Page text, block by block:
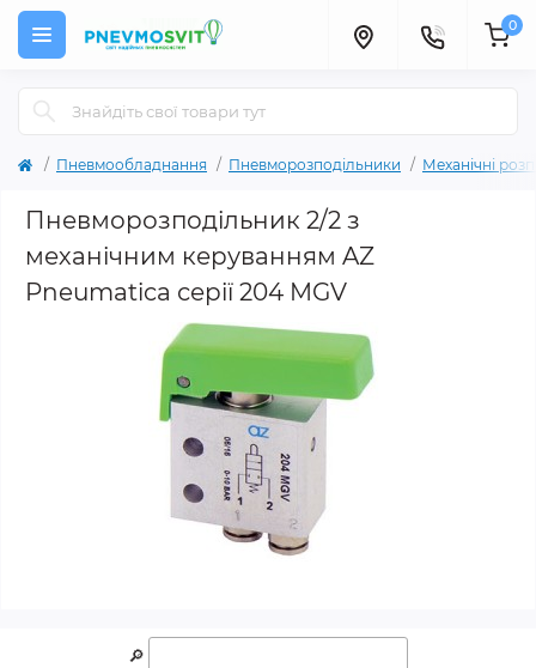
0
Пневмообладнання Пневморозподільники Механічні
Пневморозподільник 2/2 з
механічним керуванням AZ
Pneumatica серії 204 MGV
🔎